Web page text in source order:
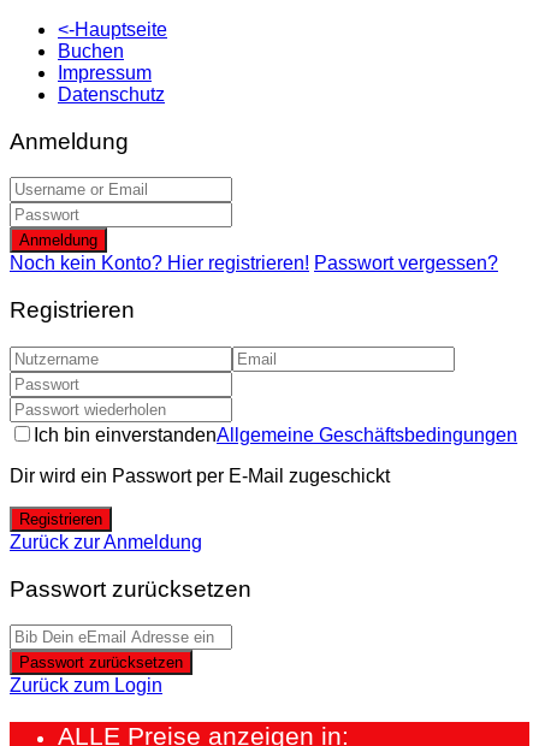
<-Hauptseite
Buchen
Impressum
Datenschutz
Anmeldung
Anmeldung
Noch kein Konto? Hier registrieren! Passwort vergessen?
Registrieren
Ich bin einverstandenAllgemeine Geschäftsbedingungen
Dir wird ein Passwort per E-Mail zugeschickt
Registrieren
Zurück zur Anmeldung
Passwort zurücksetzen
Passwort zurücksetzen
Zurück zum Login
ALLE Preise anzeigen in: